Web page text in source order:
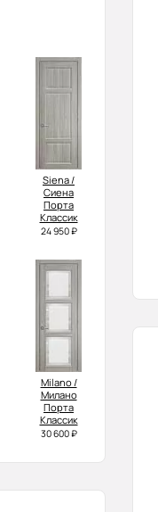
Siena /
Сиена
Порта
Классик
24 950 ₽
Milano /
Милано
Порта
Классик
30 600 ₽